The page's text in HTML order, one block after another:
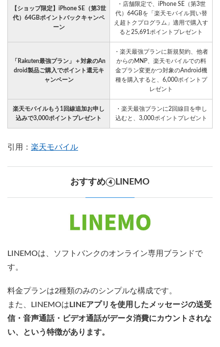
【ショップ限定】iPhone SE（第3世
代）64GBポイントバックキャンペ
ーン
・店舗限定で、iPhone SE（第3世
代）64GBを「楽天モバイル買い替
え超トクプログラム」適用で購入す
ると25,691ポイントプレゼント
「Rakuten最強プラン」＋対象のAn
droid製品ご購入でポイント還元キ
ャンペーン
・楽天最強プランに新規契約、他者
からのMNP、楽天モバイルでの料
金プラン変更かつ対象のAndroid機
種を購入すると、6,000ポイントプ
レゼント
楽天モバイルもう1回線追加お申し
込みで3,000ポイントプレゼント
・楽天最強プランに2回線目を申し
込むと、3,000ポイントプレゼント
引用： 楽天モバイル
おすすめ④LINEMO
LINEMOは、ソフトバンクのオンライン専用ブランドで
す。
料金プランは2種類のみのシンプルな構成です。
また、LINEMOは LINEアプリを使用したメッセージの送受
信・音声通話・ビデオ通話がデータ消費にカウントされな
い、という特徴があります。